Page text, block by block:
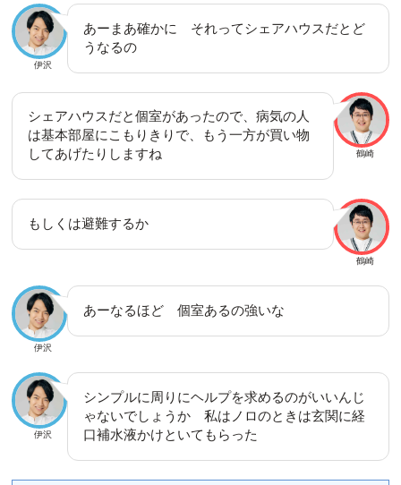
伊沢
あーまあ確かに それってシェアハウスだとど
うなるの
鶴崎
シェアハウスだと個室があったので、病気の人
は基本部屋にこもりきりで、もう一方が買い物
してあげたりしますね
鶴崎
もしくは避難するか
伊沢
あーなるほど 個室あるの強いな
伊沢
シンプルに周りにヘルプを求めるのがいいんじ
ゃないでしょうか 私はノロのときは玄関に経
口補水液かけといてもらった